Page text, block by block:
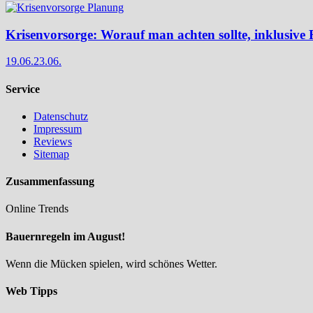
Krisenvorsorge: Worauf man achten sollte, inklusive
19.06.23.06.
Service
Datenschutz
Impressum
Reviews
Sitemap
Zusammenfassung
Online Trends
Bauernregeln im August!
Wenn die Mücken spielen, wird schönes Wetter.
Web Tipps